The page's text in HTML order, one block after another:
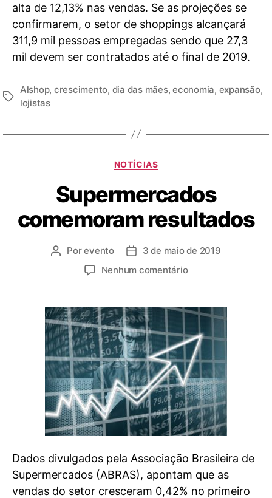
alta de 12,13% nas vendas. Se as projeções se
confirmarem, o setor de shoppings alcançará
311,9 mil pessoas empregadas sendo que 27,3
mil devem ser contratados até o final de 2019.
Alshop, crescimento, dia das mães,economia, expansão,
lojistas
NOTÍCIAS
Supermercados
comemoram resultados
Porevento
3 de maio de 2019
Nenhum comentário
Dados divulgados pela Associação Brasileira de
Supermercados (ABRAS), apontam que as
vendas do setor cresceram 0,42% no primeiro